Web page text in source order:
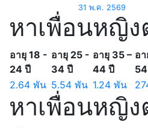
31 พ.ค. 2569
หาเพื่อนหญิง
อายุ 18 -
24 ปี
อายุ 25 -
34 ปี
อายุ 35 –
44 ปี
อ
2.64 พัน 5.54 พัน 1.24 พัน
หาเพื่อนหญิง